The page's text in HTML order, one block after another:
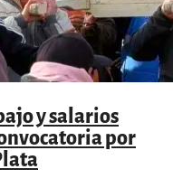
y salarios
por